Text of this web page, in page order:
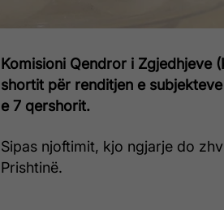
Komisioni Qendror i Zgjedhjeve
shortit për renditjen e
e 7 qershorit.
Sipas njoftimit, kjo ngjarje do
Prishtinë.